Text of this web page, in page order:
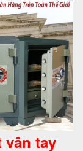
vân tay